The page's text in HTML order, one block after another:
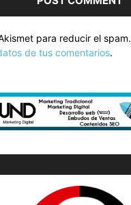
para reducir el spam.
de tus comentarios.